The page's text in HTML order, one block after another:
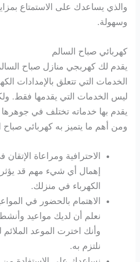
والذي يساعدك على الاستمتاع بمزايا
وسهولة.
كهربائي صباح السالم
يقدم لك كهربجي منازل صباح
الخدمات التي تتعلق بالإمدادات
ليس الخدمات التي يقدمها فقط.
يقدم بها خدماته تختلف في جوهرها
ومن أهم ما يتميز به كهربائي صباح
الاحترافية ومراعاة
إهمال أي شيء مهم قد
الكهرباء في منزلك.
الاهتمام بالحضور في
نعلم أن لديك مواعيد
وأنك اخترت الموعد الملائم
نلتزم به.